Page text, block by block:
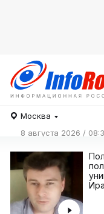
Москва
8 августа 2026 /